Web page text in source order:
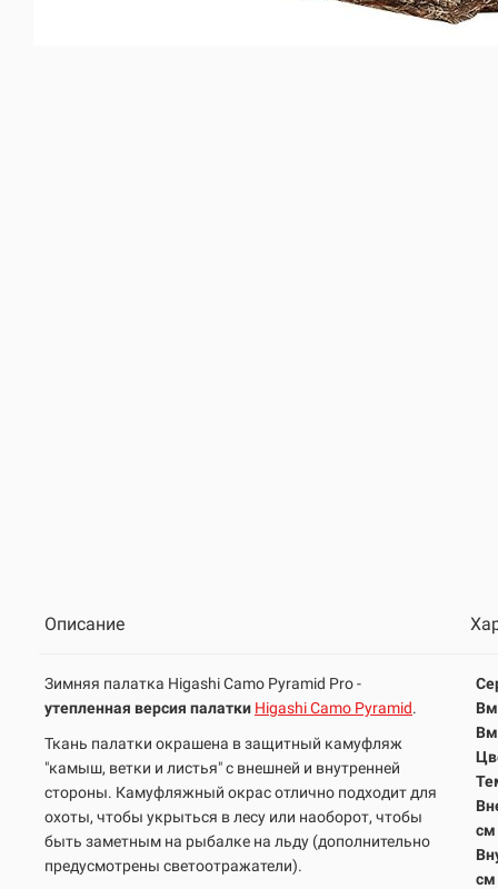
Описание
Зимняя палатка Higashi Camo Pyramid Pro -
утепленная версия палатки Higashi Camo Pyramid.
Ткань палатки окрашена в защитный камуфляж
"камыш, ветки и листья" с внешней и внутренней
стороны. Камуфляжный окрас отлично подходит для
охоты, чтобы укрыться в лесу или наоборот, чтобы
быть заметным на рыбалке на льду (дополнительно
предусмотрены светоотражатели).
см
см